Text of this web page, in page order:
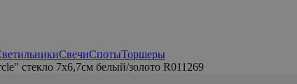
СвечиСпотыТоршеры
стекло 7х6,7см белый/золото R011269